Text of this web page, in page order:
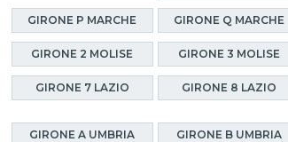
GIRONE P MARCHE GIRONE Q MARCHE
GIRONE 2 MOLISE GIRONE 3 MOLISE
GIRONE 7 LAZIO GIRONE 8 LAZIO
GIRONE A UMBRIA GIRONE B UMBRIA